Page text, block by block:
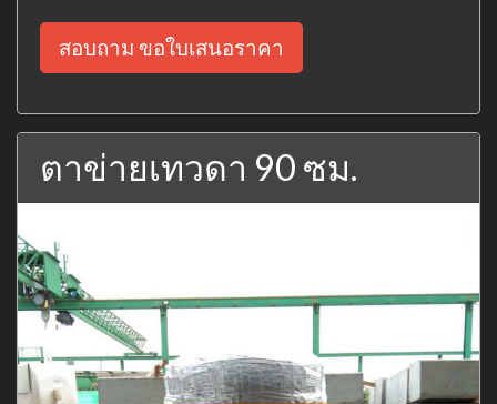
สอบถาม ขอใบเสนอราคา
ตาข่ายเทวดา 90 ซม.